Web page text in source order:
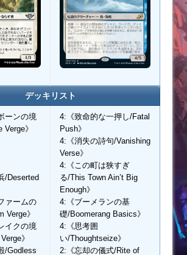
デッキリスト
ーンの境
》
/Deserted
ァームの
Verge》
イクの境
》
/Godless
4:《致命的な一押し/Fatal
Push》
4:《消失の詩句/Vanishing
Verse》
4:《この町は狭すぎ
る/This Town Ain’t Big
Enough》
4:《ブーメランの基
礎/Boomerang Basics》
4:《思考囲
い/Thoughtseize》
2:《忘却の儀式/Rite of